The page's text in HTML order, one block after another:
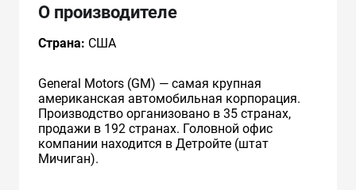
О производителе
Страна: США
General Motors (GM) — самая крупная
американская автомобильная корпорация.
Производство организовано в 35 странах,
продажи в 192 странах. Головной офис
компании находится в Детройте (штат
Мичиган).